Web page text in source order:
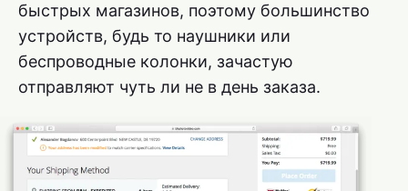
быстрых магазинов, поэтому большинство
устройств, будь то наушники или
беспроводные колонки, зачастую
отправляют чуть ли не в день заказа.